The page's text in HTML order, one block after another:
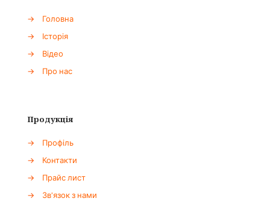
→
Головна
→
Історія
→
Відео
→
Про нас
Продукція
→
Профіль
→
Контакти
→
Прайс лист
→
Зв'язок з нами